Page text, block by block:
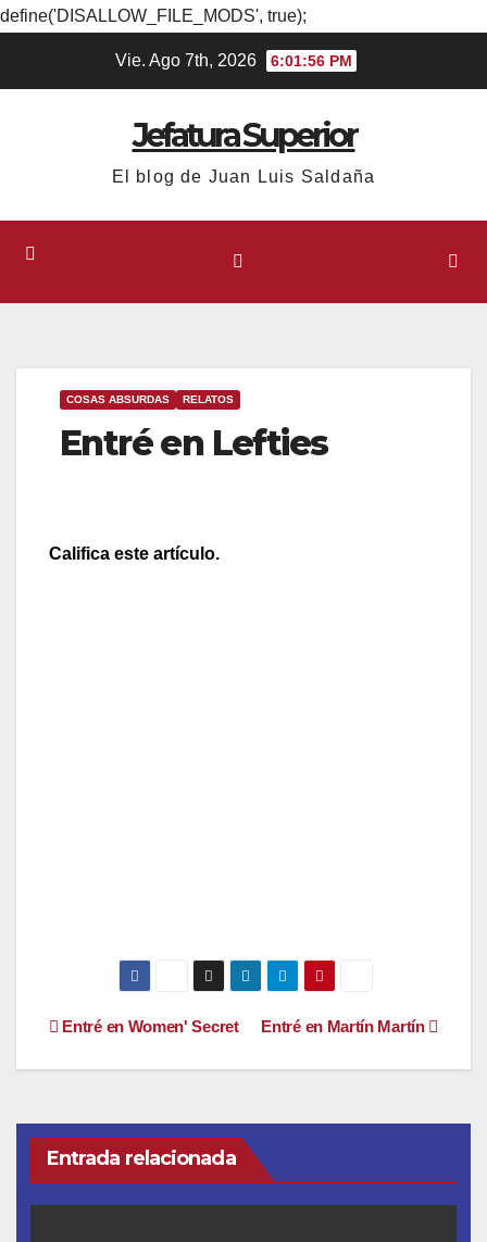
define('DISALLOW_FILE_MODS', true);
Vie. Ago 7th, 2026 6:01:57 PM
Jefatura Superior
El blog de Juan Luis Saldaña
COSAS ABSURDAS RELATOS
Entré en Lefties
Califica este artículo.
Navegación
de
entradas
Entré en Martín Martín
Entré en Women' Secret
Entrada relacionada